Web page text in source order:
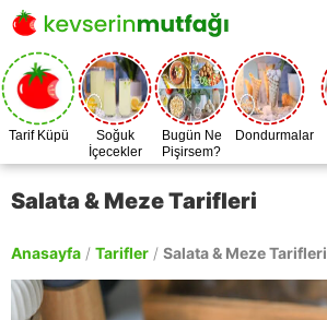
Tarif Küpü
Soğuk
İçecekler
Bugün Ne
Pişirsem?
Dondurmalar
Salata & Meze Tarifleri
Anasayfa / Tarifler / Salata & Meze Tarifleri